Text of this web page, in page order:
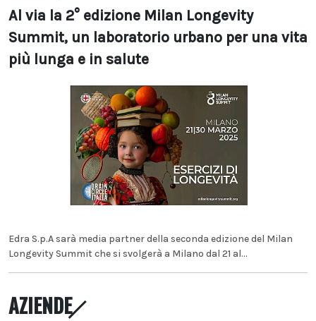
Al via la 2° edizione Milan Longevity
Summit, un laboratorio urbano per una vita
più lunga e in salute
Edra S.p.A sarà media partner della seconda edizione del Milan
Longevity Summit che si svolgerà a Milano dal 21 al...
AZIENDE